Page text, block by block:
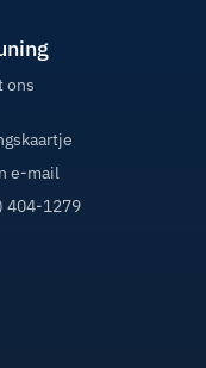
ons
e-mail
404-1279